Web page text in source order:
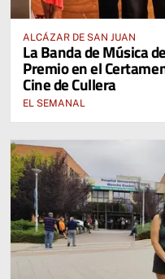
ALCÁZAR DE SAN JUAN
La Banda de Música
Premio en el
Cine de Cullera
EL SEMANAL